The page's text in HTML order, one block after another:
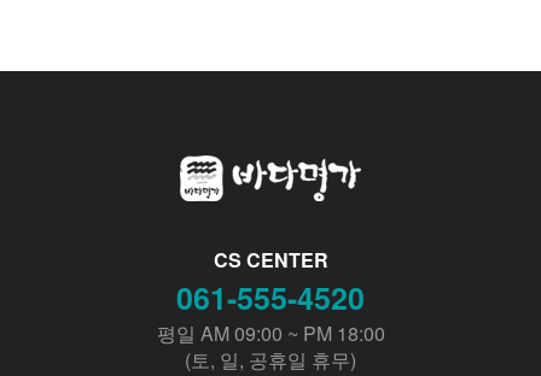
CS CENTER
061-555-4520
평일 AM 09:00 ~ PM 18:00
(토, 일, 공휴일 휴무)